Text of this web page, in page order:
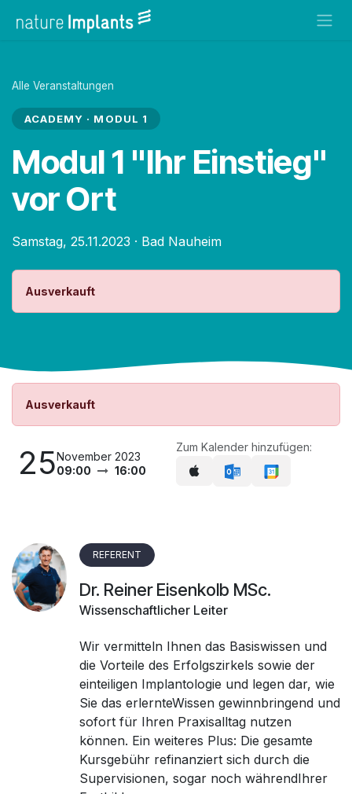
Alle Veranstaltungen
ACADEMY · MODUL 1
Modul 1 "Ihr Einstieg"
vor Ort
Samstag, 25.11.2023 · Bad Nauheim
Ausverkauft
Ausverkauft
25November 2023
09:00
16:00
Zum Kalender hinzufügen:
REFERENT
Dr. Reiner Eisenkolb MSc.
Wissenschaftlicher Leiter
Wir vermitteln Ihnen das Basiswissen und
die Vorteile des Erfolgszirkels sowie der
einteiligen Implantologie und legen dar, wie
Sie das erlernteWissen gewinnbringend und
sofort für Ihren Praxisalltag nutzen
können. Ein weiteres Plus: Die gesamte
Kursgebühr refinanziert sich durch die
Supervisionen, sogar noch währendIhrer